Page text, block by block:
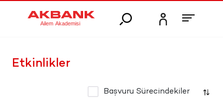
Etkinlikler
Başvuru Sürecindekiler